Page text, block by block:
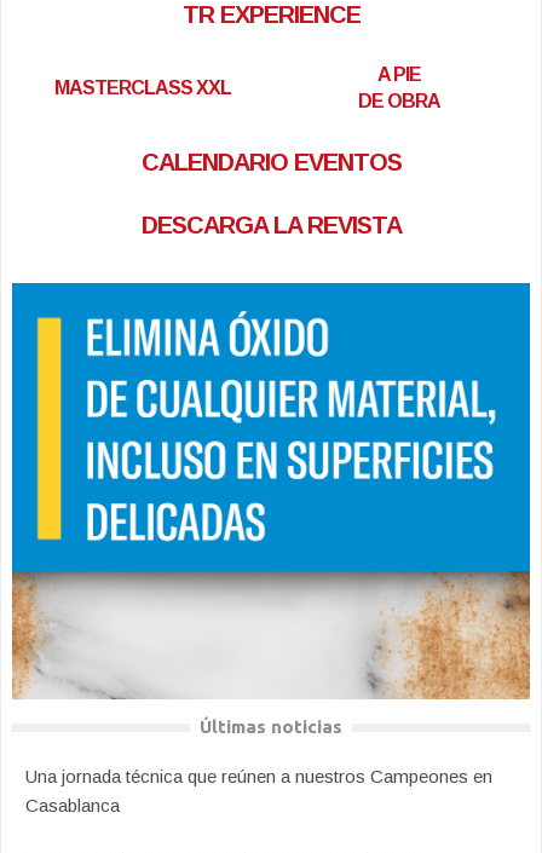
TR EXPERIENCE
MASTERCLASS XXL
A PIE
DE OBRA
CALENDARIO EVENTOS
DESCARGA LA REVISTA
Últimas noticias
Una jornada técnica que reúnen a nuestros Campeones en
Casablanca